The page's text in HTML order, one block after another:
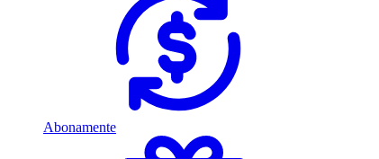
Abonamente